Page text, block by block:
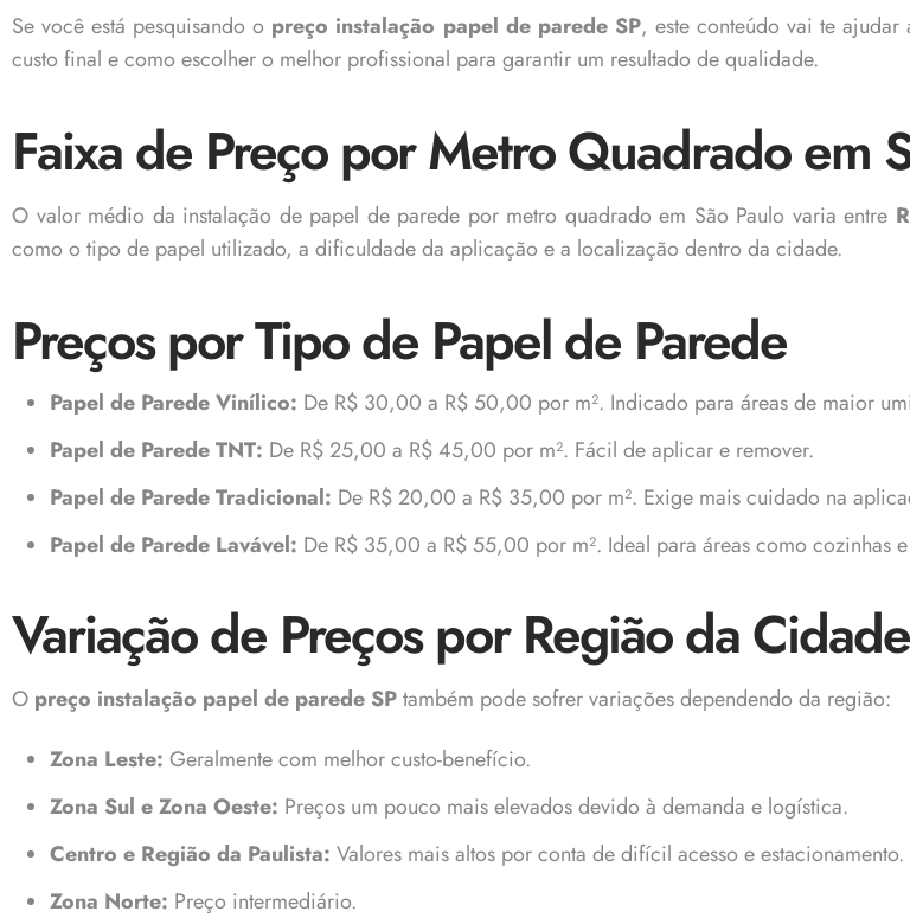
Se você está pesquisando o preço instalação papel de parede SP, este conteúdo vai te
custo final e como escolher o melhor profissional para garantir um resultado de qualidade.
Faixa de Preço por Metro Quadrado em
O valor médio da instalação de papel de parede por metro quadrado em São Paulo varia entre
como o tipo de papel utilizado, a dificuldade da aplicação e a localização dentro da cidade.
Preços por Tipo de Papel de Parede
Papel de Parede Vinílico: De R$ 30,00 a R$ 50,00 por m². Indicado para áreas de maior
Papel de Parede TNT: De R$ 25,00 a R$ 45,00 por m². Fácil de aplicar e remover.
Papel de Parede Tradicional: De R$ 20,00 a R$ 35,00 por m². Exige mais cuidado na
Papel de Parede Lavável: De R$ 35,00 a R$ 55,00 por m². Ideal para áreas como cozinhas
Variação de Preços por Região da
O preço instalação papel de parede SPtambém pode sofrer variações dependendo da região:
Zona Leste: Geralmente com melhor custo-benefício.
Zona Sul e Zona Oeste: Preços um pouco mais elevados devido à demanda e logística.
Centro e Região da Paulista: Valores mais altos por conta de difícil acesso e estacionamento.
Zona Norte: Preço intermediário.